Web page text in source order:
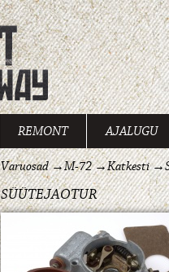
REMONT AJALUGU
Varuosad→M-72→Katkesti→
SÜÜTEJAOTUR